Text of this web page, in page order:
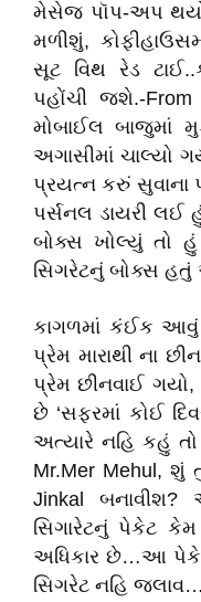
મેસેજ પૉપ-અપ
મળીશું,
સૂટ વિથ રેડ
પહોંચી જશે.-
મોબાઈલ બાજુમાં
અગાસીમાં ચાલ્યો
પ્રયત્ન કરું સુવાના
પર્સનલ ડાયરી
બોક્સ ખોલ્યું તો
સિગરેટનું બોક્સ
કાગળમાં કંઈક આવું
પ્રેમ મારાથી ના
પ્રેમ છીનવાઈ
છે ‘સફરમાં કોઈ
અત્યારે નહિ કહું
Mr.Mer Mehul, શું
Jinkal
સિગારેટનું પેકેટ
અધિકાર છે…આ
સિગરેટ નહિ